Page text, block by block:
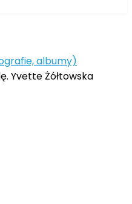
albumy)
Yvette Żółtowska